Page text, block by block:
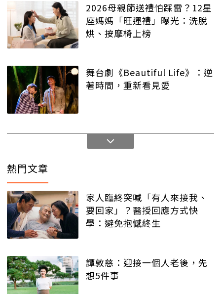
2026母親節送禮怕踩雷？12星
座媽媽「旺運禮」曝光：洗脫
烘、按摩椅上榜
舞台劇《Beautiful Life》：逆
著時間，重新看見愛
熱門文章
家人臨終突喊「有人來接我、
要回家」？醫授回應方式快
學：避免抱憾終生
譚敦慈：迎接一個人老後，先
想5件事